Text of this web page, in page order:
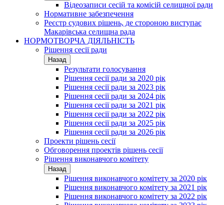
Відеозаписи сесій та комісій селищної ради
Нормативне забезпечення
Реєстр судових рішень, де стороною виступає
Макарівська селищна рада
НОРМОТВОРЧА ДІЯЛЬНІСТЬ
Рішення сесії ради
Назад
Результати голосування
Рішення сесії ради за 2020 рік
Рішення сесії ради за 2023 рік
Рішення сесії ради за 2024 рік
Рішення сесії ради за 2021 рік
Рішення сесії ради за 2022 рік
Рішення сесії ради за 2025 рік
Рішення сесії ради за 2026 рік
Проекти рішень сесії
Обговорення проектів рішень сесії
Рішення виконавчого комітету
Назад
Рішення виконавчого комітету за 2020 рік
Рішення виконавчого комітету за 2021 рік
Рішення виконавчого комітету за 2022 рік